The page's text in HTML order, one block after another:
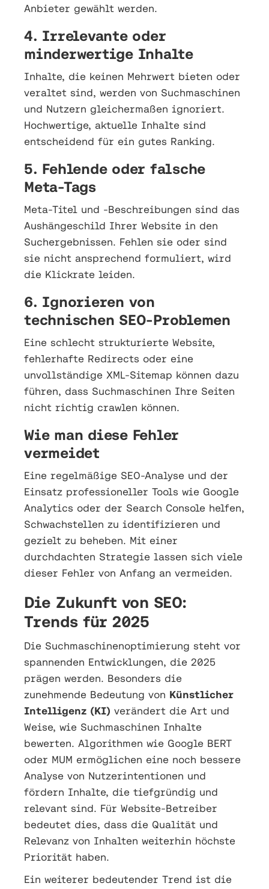
Anbieter gewählt werden.
4. Irrelevante oder
minderwertige Inhalte
Inhalte, die keinen Mehrwert bieten oder
veraltet sind, werden von Suchmaschinen
und Nutzern gleichermaßen ignoriert.
Hochwertige, aktuelle Inhalte sind
entscheidend für ein gutes Ranking.
5. Fehlende oder falsche
Meta-Tags
Meta-Titel und -Beschreibungen sind das
Aushängeschild Ihrer Website in den
Suchergebnissen. Fehlen sie oder sind
sie nicht ansprechend formuliert, wird
die Klickrate leiden.
6. Ignorieren von
technischen SEO-Problemen
Eine schlecht strukturierte Website,
fehlerhafte Redirects oder eine
unvollständige XML-Sitemap können dazu
führen, dass Suchmaschinen Ihre Seiten
nicht richtig crawlen können.
Wie man diese Fehler
vermeidet
Eine regelmäßige SEO-Analyse und der
Einsatz professioneller Tools wie Google
Analytics oder der Search Console helfen,
Schwachstellen zu identifizieren und
gezielt zu beheben. Mit einer
durchdachten Strategie lassen sich viele
dieser Fehler von Anfang an vermeiden.
Die Zukunft von SEO:
Trends für 2025
Die Suchmaschinenoptimierung steht vor
spannenden Entwicklungen, die 2025
prägen werden. Besonders die
zunehmende Bedeutung von Künstlicher
Intelligenz (KI) verändert die Art und
Weise, wie Suchmaschinen Inhalte
bewerten. Algorithmen wie Google BERT
oder MUM ermöglichen eine noch bessere
Analyse von Nutzerintentionen und
fördern Inhalte, die tiefgründig und
relevant sind. Für Website-Betreiber
bedeutet dies, dass die Qualität und
Relevanz von Inhalten weiterhin höchste
Priorität haben.
Ein weiterer bedeutender Trend ist die